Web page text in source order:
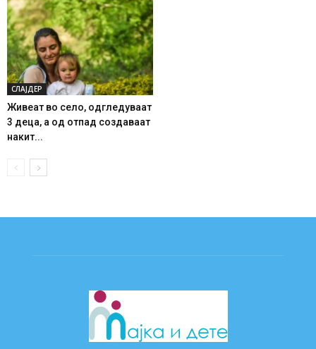
СЛАЈДЕР
Живеат во село, одгледуваат
3 деца, а од отпад создаваат
накит...